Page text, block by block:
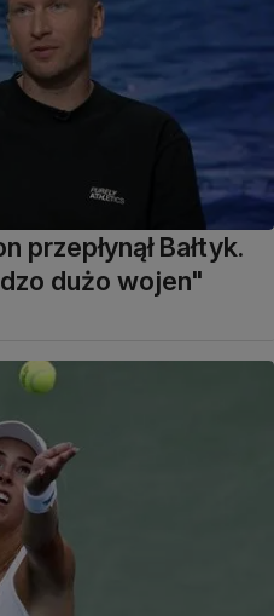
przepłynął Bałtyk.
dużo wojen"